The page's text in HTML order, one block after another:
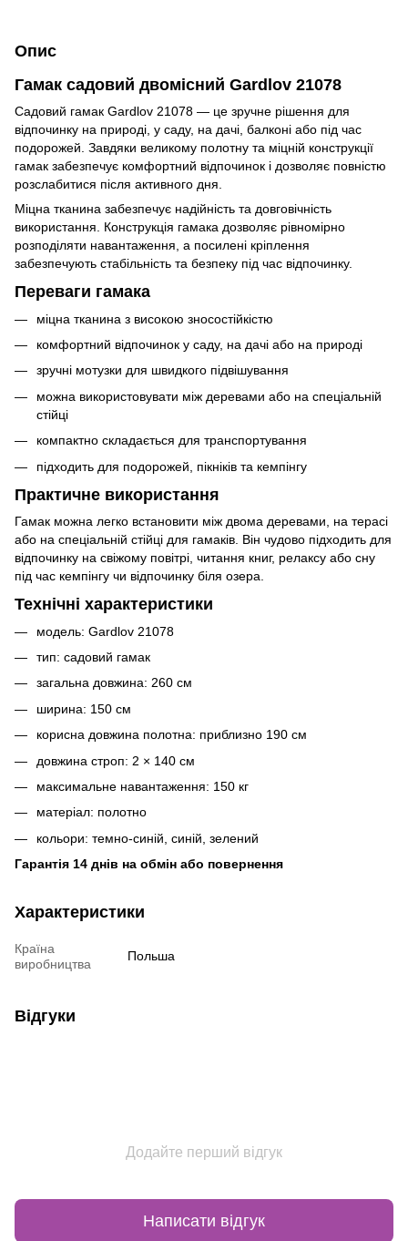
Опис
Гамак садовий двомісний Gardlov 21078
Садовий гамак Gardlov 21078 — це зручне рішення для
відпочинку на природі, у саду, на дачі, балконі або під час
подорожей. Завдяки великому полотну та міцній конструкції
гамак забезпечує комфортний відпочинок і дозволяє повністю
розслабитися після активного дня.
Міцна тканина забезпечує надійність та довговічність
використання. Конструкція гамака дозволяє рівномірно
розподіляти навантаження, а посилені кріплення
забезпечують стабільність та безпеку під час відпочинку.
Переваги гамака
міцна тканина з високою зносостійкістю
комфортний відпочинок у саду, на дачі або на природі
зручні мотузки для швидкого підвішування
можна використовувати між деревами або на спеціальній
стійці
компактно складається для транспортування
підходить для подорожей, пікніків та кемпінгу
Практичне використання
Гамак можна легко встановити між двома деревами, на терасі
або на спеціальній стійці для гамаків. Він чудово підходить для
відпочинку на свіжому повітрі, читання книг, релаксу або сну
під час кемпінгу чи відпочинку біля озера.
Технічні характеристики
модель: Gardlov 21078
тип: садовий гамак
загальна довжина: 260 см
ширина: 150 см
корисна довжина полотна: приблизно 190 см
довжина строп: 2 × 140 см
максимальне навантаження: 150 кг
матеріал: полотно
кольори: темно-синій, синій, зелений
Гарантія 14 днів на обмін або повернення
Характеристики
Країна
виробництва
Польша
Відгуки
Додайте перший відгук
Написати відгук